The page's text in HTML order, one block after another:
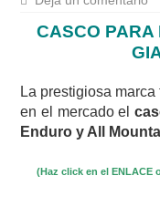
CASCO PARA
La prestigiosa
en el mercado el
Enduro y All
(Haz click en el ENLACE